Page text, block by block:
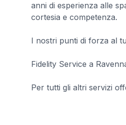
anni di esperienza alle
cortesia e competenza.
I nostri punti di forza al
Fidelity Service a
Per tutti gli altri servizi